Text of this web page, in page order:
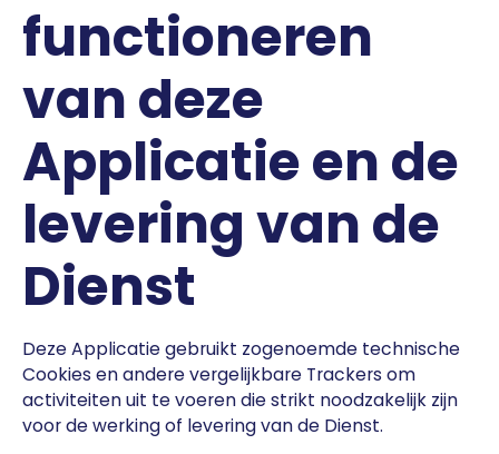
functioneren
van deze
Applicatie en de
levering van de
Dienst
Deze Applicatie gebruikt zogenoemde technische
Cookies en andere vergelijkbare Trackers om
activiteiten uit te voeren die strikt noodzakelijk zijn
voor de werking of levering van de Dienst.